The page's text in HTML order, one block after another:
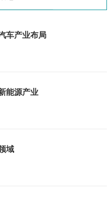
车产业布局
能源产业
域